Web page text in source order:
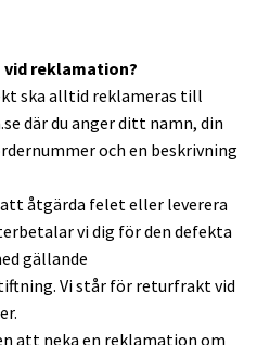
reklamation?
ska alltid reklameras till
där du anger ditt namn, din
och en beskrivning
åtgärda felet eller leverera
vi dig för den defekta
gällande
Vi står för returfrakt vid
att neka en reklamation om